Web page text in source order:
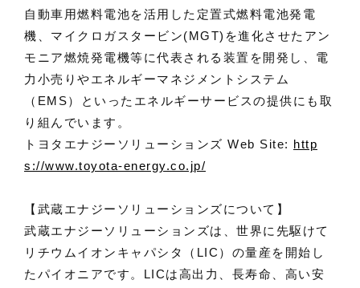
自動車用燃料電池を活用した定置式燃料電池発電
機、マイクロガスタービン(MGT)を進化させたアン
モニア燃焼発電機等に代表される装置を開発し、電
力小売りやエネルギーマネジメントシステム
（EMS）といったエネルギーサービスの提供にも取
り組んでいます。
トヨタエナジーソリューションズ Web Site: http
s://www.toyota-energy.co.jp/
【武蔵エナジーソリューションズについて】
武蔵エナジーソリューションズは、世界に先駆けて
リチウムイオンキャパシタ（LIC）の量産を開始し
たパイオニアです。LICは高出力、長寿命、高い安